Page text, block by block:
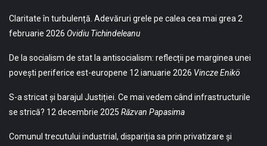
Claritate în turbulență. Adevăruri grele pe calea cea mai grea 2
februarie 2026 Ovidiu Tichindeleanu
De la socialism de stat la antisocialism: reflecții pe marginea unei
povești periferice est-europene 12 ianuarie 2026 Vincze Enikö
S-a stricat și barajul Justiției. Ce mai vedem când infrastructurile
se strică? 12 decembrie 2025 Răzvan Papasima
Comunul trecutului industrial, dispariția sa prin privatizare și